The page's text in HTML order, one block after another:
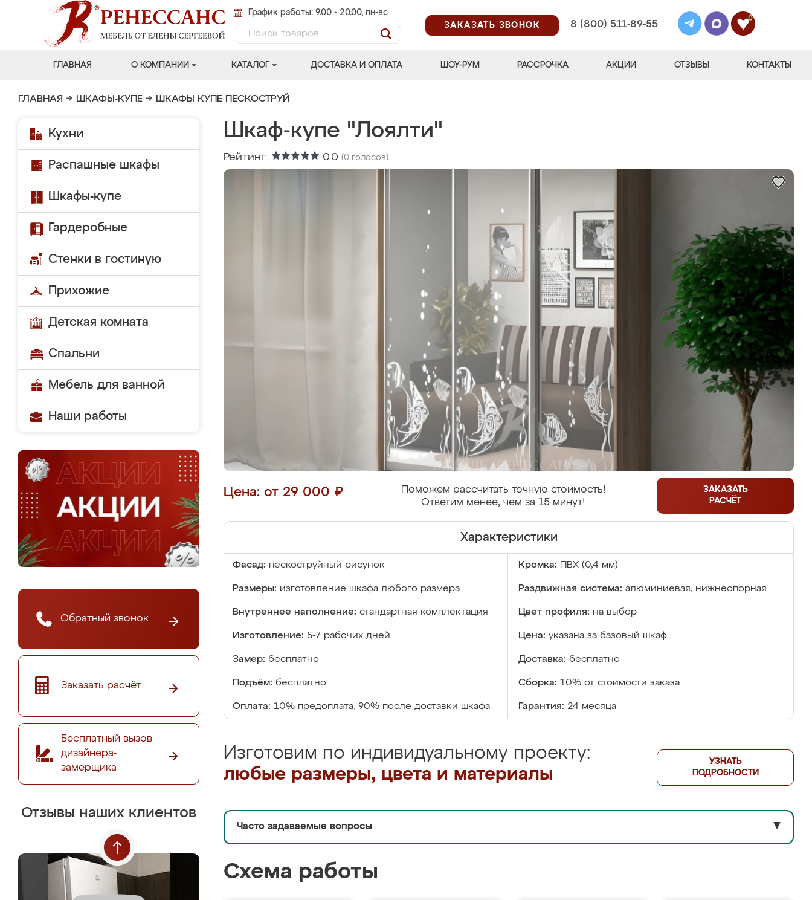
График работы: 9.00 - 20.00, пн-вс
ЗАКАЗАТЬ ЗВОНОК
8 (800) 511-89-55
0
ГЛАВНАЯ О КОМПАНИИ КАТАЛОГ ДОСТАВКА И ОПЛАТА ШОУ-РУМ РАССРОЧКА АКЦИИ ОТЗЫВЫ КОНТАКТЫ
ГЛАВНАЯ → ШКАФЫ-КУПЕ → ШКАФЫ КУПЕ ПЕСКОСТРУЙ
Кухни
Распашные шкафы
Шкафы-купе
Гардеробные
Стенки в гостиную
Прихожие
Детская комната
Спальни
Мебель для ванной
Наши работы
Обратный звонок
Заказать расчёт
Бесплатный вызов
дизайнера-
замерщика
Отзывы наших клиентов
Шкаф-купе "Лоялти"
Рейтинг: 0.0 (0 голосов)
Цена: от 29 000 ₽
Поможем рассчитать точную стоимость!
Ответим менее, чем за 15 минут!
ЗАКАЗАТЬ
РАСЧЁТ
Характеристики
Фасад: пескоструйный рисунок Кромка: ПВХ (0,4 мм)
Размеры: изготовление шкафа любого размера Раздвижная система: алюминиевая, нижнеопорная
Внутреннее наполнение: стандартная комплектация Цвет профиля: на выбор
Изготовление: 5-7 рабочих дней Цена: указана за базовый шкаф
Замер: бесплатно Доставка: бесплатно
Подъём: бесплатно Сборка: 10% от стоимости заказа
Оплата: 10% предоплата, 90% после доставки шкафа Гарантия: 24 месяца
Изготовим по индивидуальному проекту:
любые размеры, цвета и материалы
УЗНАТЬ
ПОДРОБНОСТИ
Часто задаваемые вопросы ▼
Схема работы